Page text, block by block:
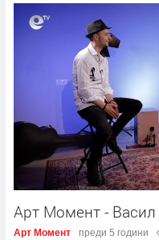
Арт Момент -
Арт Момент преди 5 години